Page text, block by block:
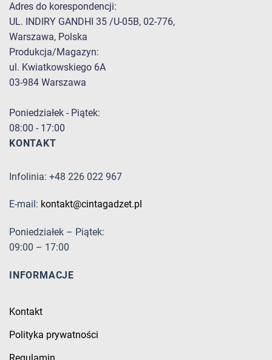
Adres do korespondencji:
UL. INDIRY GANDHI 35 /U-05B, 02-776,
Warszawa, Polska
Produkcja/Magazyn:
ul. Kwiatkowskiego 6A
03-984 Warszawa
Poniedziałek - Piątek:
08:00 - 17:00
KONTAKT
Infolinia: +48 226 022 967
E-mail: kontakt@cintagadzet.pl
Poniedziałek – Piątek:
09:00 – 17:00
INFORMACJE
Kontakt
Polityka prywatności